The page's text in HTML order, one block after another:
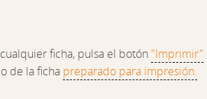
ficha, pulsa el botón "Imprimir"
de la ficha preparado para impresión.